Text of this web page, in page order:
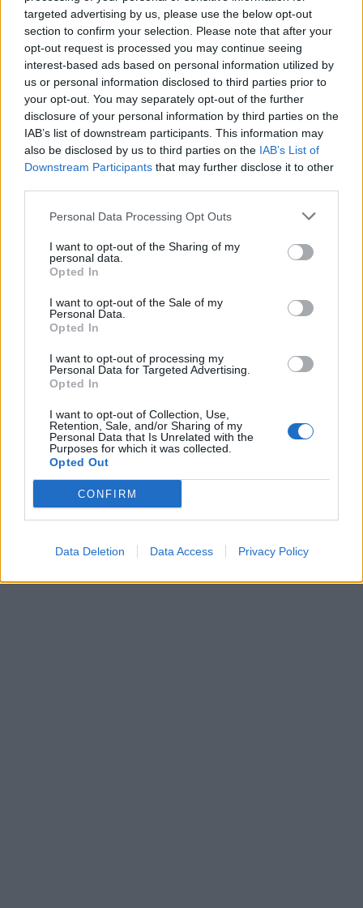
targeted advertising by us, please use the below opt-out
section to confirm your selection. Please note that after your
opt-out request is processed you may continue seeing
interest-based ads based on personal information utilized by
us or personal information disclosed to third parties prior to
your opt-out. You may separately opt-out of the further
disclosure of your personal information by third parties on the
IAB’s list of downstream participants. This information may
also be disclosed by us to third parties on the IAB’s List of
Downstream Participants that may further disclose it to other
Personal Data Processing Opt Outs
I want to opt-out of the Sharing of my
personal data.
Opted In
I want to opt-out of the Sale of my
Personal Data.
Opted In
I want to opt-out of processing my
Personal Data for Targeted Advertising.
Opted In
I want to opt-out of Collection, Use,
Retention, Sale, and/or Sharing of my
Personal Data that Is Unrelated with the
Purposes for which it was collected.
Opted Out
CONFIRM
Data Deletion Data Access Privacy Policy
Photo 3/6
Με τον σύντροφό της παντρεύτηκαν με πολιτικό γάμο.